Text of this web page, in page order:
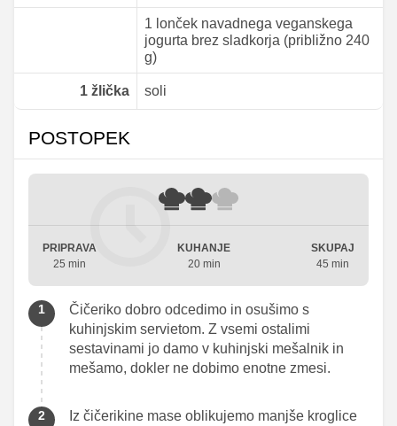
1 lonček navadnega veganskega
jogurta brez sladkorja (približno 240
g)
1žlička soli
POSTOPEK
PRIPRAVA
25 min
KUHANJE
20 min
SKUPAJ
45 min
Čičeriko dobro odcedimo in osušimo s
kuhinjskim servietom. Z vsemi ostalimi
sestavinami jo damo v kuhinjski mešalnik in
mešamo, dokler ne dobimo enotne zmesi.
Iz čičerikine mase oblikujemo manjše kroglice